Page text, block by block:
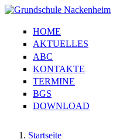
Direkt zum Inhalt
Grundschule
Nackenheim
Hauptmenü
HOME
AKTUELLES
ABC
KONTAKTE
TERMINE
BGS
DOWNLOAD
Startseite